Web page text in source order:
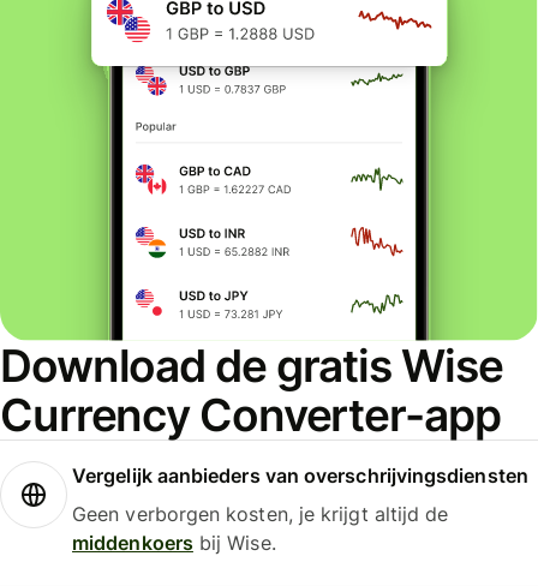
Download de gratis Wise
Currency Converter-app
Vergelijk aanbieders van overschrijvingsdiensten
Geen verborgen kosten, je krijgt altijd de
middenkoersbij Wise.